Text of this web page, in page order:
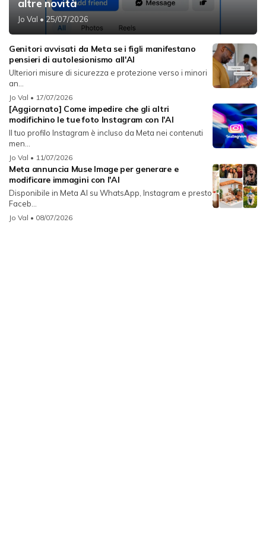
altre novità
Jo Val • 25/07/2026
Genitori avvisati da Meta se i figli manifestano
pensieri di autolesionismo all'AI
Ulteriori misure di sicurezza e protezione verso i minori
an...
Jo Val • 17/07/2026
[Aggiornato] Come impedire che gli altri
modifichino le tue foto Instagram con l'AI
Il tuo profilo Instagram è incluso da Meta nei contenuti
men...
Jo Val • 11/07/2026
Meta annuncia Muse Image per generare e
modificare immagini con l'AI
Disponibile in Meta AI su WhatsApp, Instagram e presto
Faceb...
Jo Val • 08/07/2026